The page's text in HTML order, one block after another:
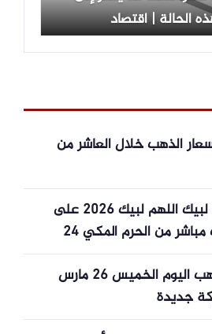
الذهب خلال العاشر من
عاجل: تردد قناة لبيك اللهم لبيك 2026 على
النايل سات… بث مباشر من الحرم المكي 24
الحج والتكبيرات في منازلكم!
تحديث سعر الذهب اليوم الخميس 26 مارس